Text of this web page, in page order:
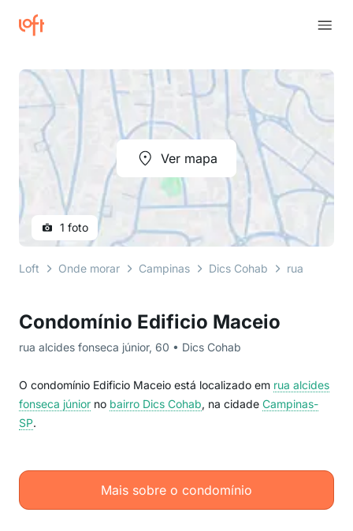
Condomínio Edificio Maceio
rua alcides fonseca júnior, 60 • Dics Cohab
O condomínio Edificio Maceio está localizado em rua alcides
fonseca júnior no bairro Dics Cohab, na cidade Campinas-
SP.
Mais sobre o condomínio
Ver mapa
1 foto
Loft Onde morar Campinas Dics Cohab rua alcides